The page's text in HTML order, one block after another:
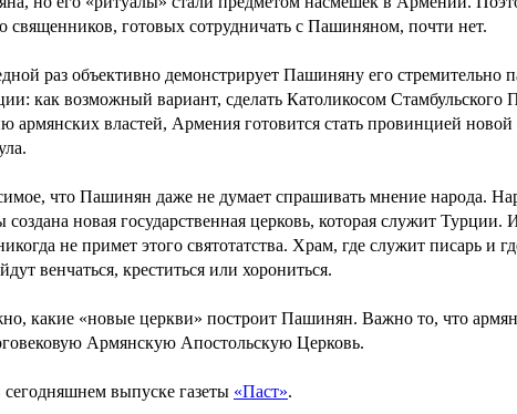
священников, готовых сотрудничать с Пашиняном, почти нет.
раз объективно демонстрирует Пашиняну его
как возможный вариант, сделать Католикосом
армянских властей, Армения готовится стать провинцией
что Пашинян даже не думает спрашивать мнение народа.
новая государственная церковь, которая служит Турции.
не примет этого святотатства. Храм, где служит писарь и
венчаться, креститься или хорониться.
какие «новые церкви» построит Пашинян. Важно то, что
Армянскую Апостольскую Церковь.
выпуске газеты «Паст».